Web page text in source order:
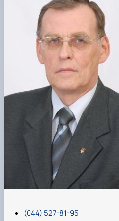
Співпраця
Протоколи засідання
Майстеркласи для
Всеукраїнський конкурс
Доктор філософії (PhD)
Навчально-методичне
Практична підготовка
Конференції
(044) 527-81-95